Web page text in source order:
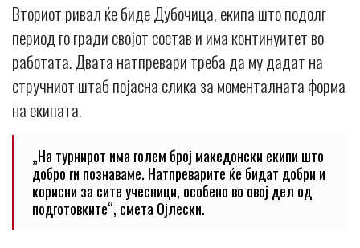
Вториот ривал ќе биде Дубочица, екипа што подолг
период го гради својот состав и има континуитет во
работата. Двата натпревари треба да му дадат на
стручниот штаб појасна слика за моменталната форма
на екипата.
„На турнирот има голем број македонски екипи што
добро ги познаваме. Натпреварите ќе бидат добри и
корисни за сите учесници, особено во овој дел од
подготовките“, смета Ојлески.